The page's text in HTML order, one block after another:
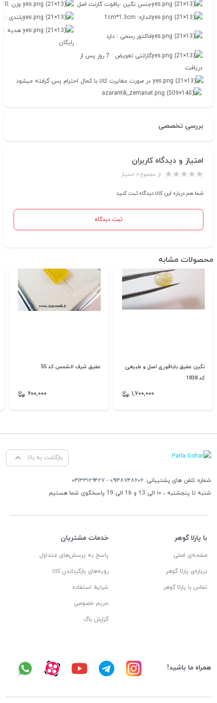
جنس نگین :یاقوت گارنت اصل
وزن :11.70 قیراط
اندازه: 1cm*1.3cm
بلندی : 7mm
فاکتور رسمی : دارد
هدیه :
رایگان
گارانتی تعویض : 7 روز پس از
دریافت
در صورت مغایرت کالا با کمال احترام پس گرفته میشود
بررسی تخصصی
امتیاز و دیدگاه کاربران
از مجموع ۰ امتیاز
شما هم درباره این کالا دیدگاه ثبت کنید
ثبت دیدگاه
محصولات مشابه
نگین عقیق باباقوری اصل و طبیعی
کد 1838
۱,۷۰۰,۰۰۰
عقیق شرف الشمس کد 55
۶۰۰,۰۰۰
بازگشت به بالا
شماره تلفن های پشتیبانی: ۰۹۱۴۸۷۴۸۶۰۶ - ۰۴۱۳۳۱۲۹۴۲۷
شنبه تا پنجشنبه ، ۱۰ الی 13 و 16 الی 19 پاسخگوی شما هستیم
با پارلا گوهر
صفحه‌ی اصلی
درباره‌ی پارلا گوهر
تماس با پارلا گوهر
خدمات مشتریان
پاسخ به پرسش‌های متداول
رویه‌های بازگرداندن کالا
شرایط استفاده
حریم خصوصی
گزارش باگ
همراه ما باشید!